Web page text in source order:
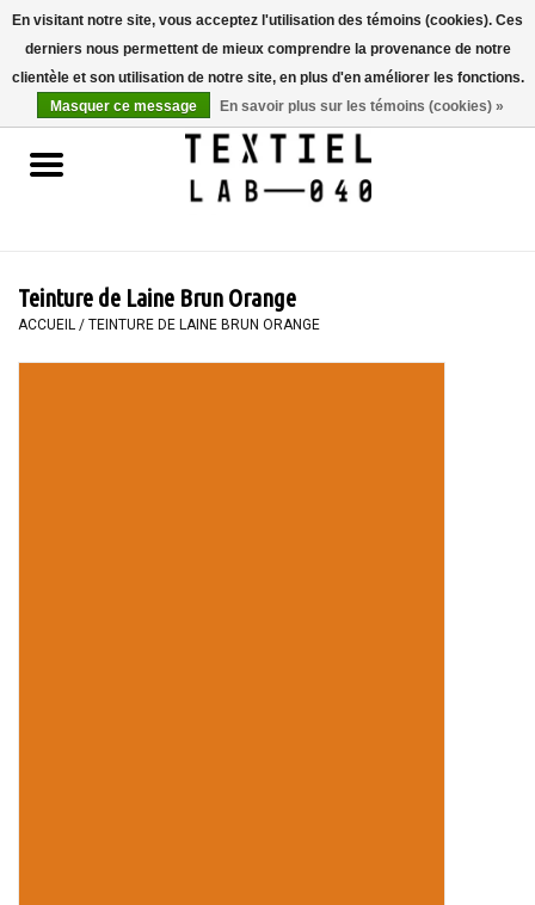
Accueil
LIVRES
PEINTURE
Teinture de Laine Brun Orange
ACCUEIL / TEINTURE DE LAINE BRUN ORANGE
En visitant notre site, vous acceptez l'utilisation des témoins (cookies). Ces
derniers nous permettent de mieux comprendre la provenance de notre
clientèle et son utilisation de notre site, en plus d'en améliorer les fonctions.
Masquer ce message
En savoir plus sur les témoins (cookies) »